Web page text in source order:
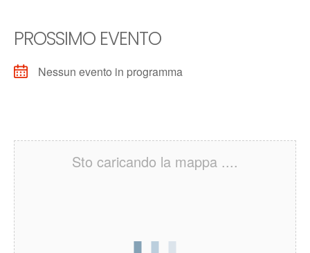
PROSSIMO EVENTO
Nessun evento in programma
Sto caricando la mappa ....